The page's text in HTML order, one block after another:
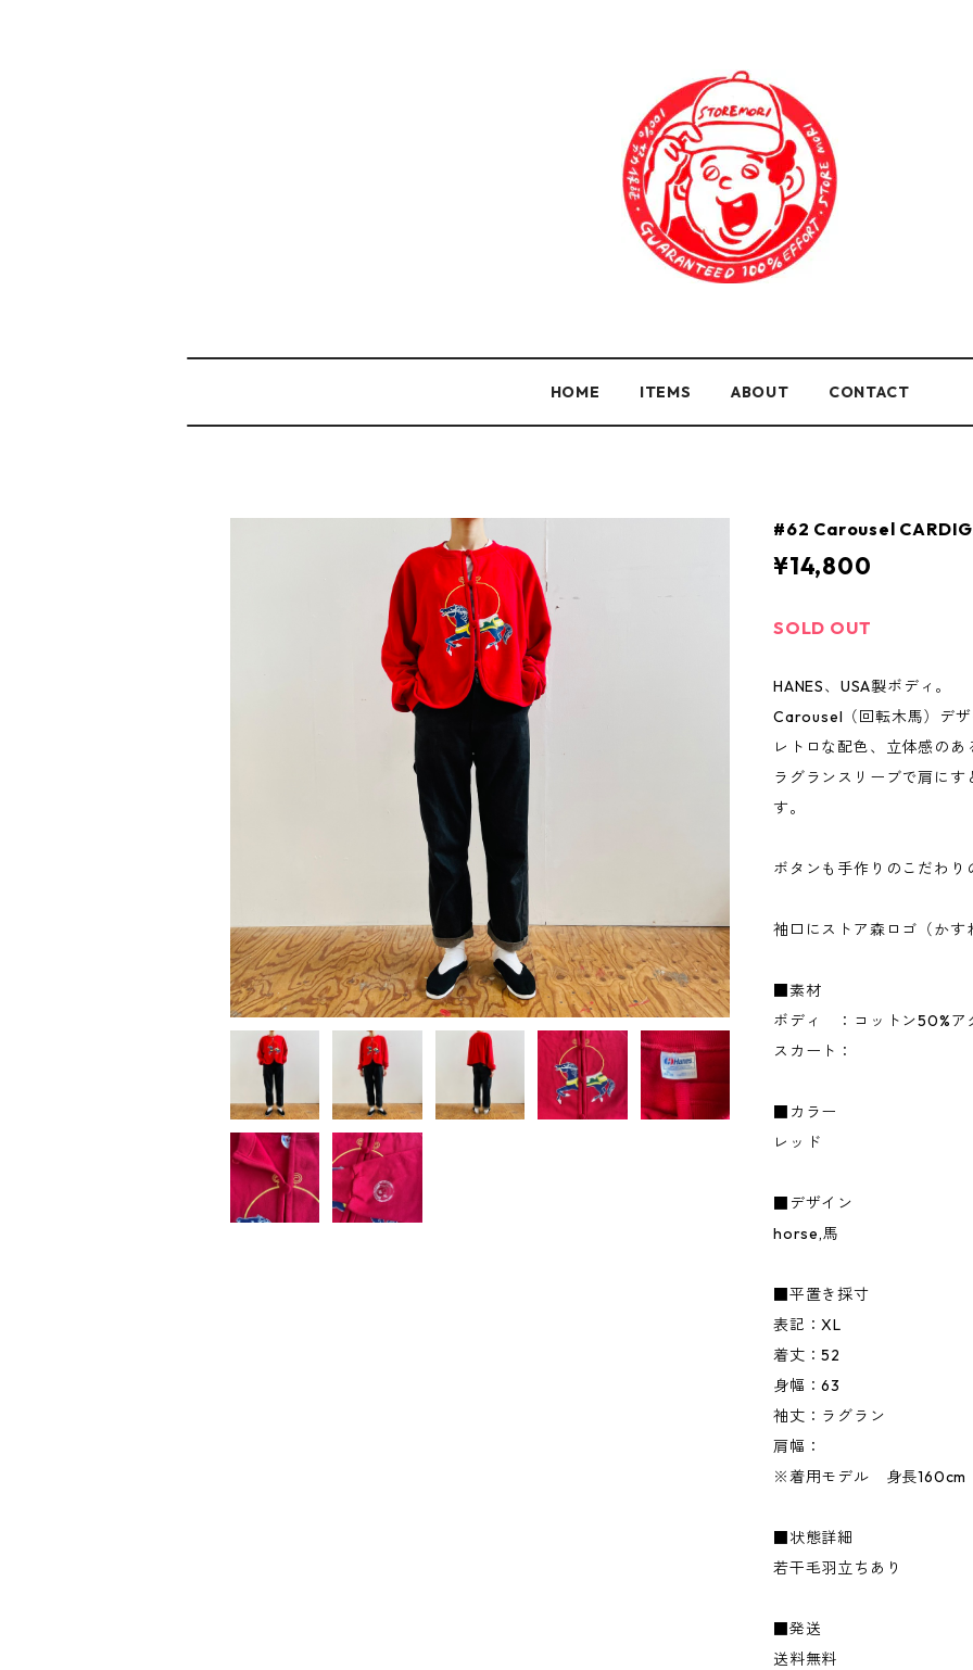
HOME ITEMS ABOUT CONTACT
#62 Carousel
¥14,800
SOLD OUT
HANES、USA製ボディ。
Carousel（回転木馬）デザ
レトロな配色、立体感のあ
ラグランスリーブで肩に
す。
ボタンも手作りのこだわり
袖口にストア森ロゴ（かす
■素材
ボディ ：コットン50%ア
スカート：
■カラー
レッド
■デザイン
horse,馬
■平置き採寸
表記：XL
着丈：52
身幅：63
袖丈：ラグラン
肩幅：
※着用モデル 身長160cm
■状態詳細
若干毛羽立ちあり
■発送
送料無料